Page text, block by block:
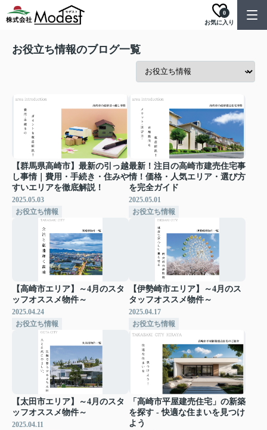
お気に入り
0
お役立ち情報のブログ一覧
【群馬県高崎市】最新の引っ越
し事情｜費用・手続き・住みや
すいエリアを徹底解説！
2025.05.03
お役立ち情報
最新！注目の高崎市建売住宅事
情！価格・人気エリア・選び方
を完全ガイド
2025.05.01
お役立ち情報
【高崎市エリア】～4月のスタ
ッフオススメ物件～
2025.04.24
お役立ち情報
【伊勢崎市エリア】～4月のス
タッフオススメ物件～
2025.04.17
お役立ち情報
【太田市エリア】～4月のスタ
ッフオススメ物件～
2025.04.11
「高崎市平屋建売住宅」の新築
を探す - 快適な住まいを見つけ
よう